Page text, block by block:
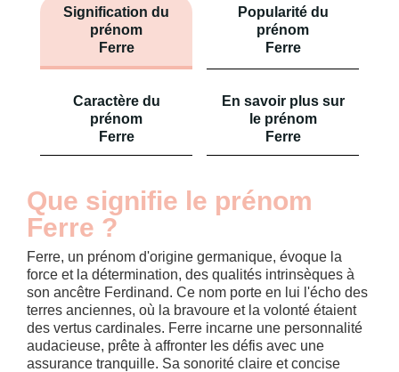
Signification du
prénom
Ferre
Popularité du
prénom
Ferre
Caractère du
prénom
Ferre
En savoir plus sur
le prénom
Ferre
Que signifie le prénom
Ferre ?
Ferre, un prénom d'origine germanique, évoque la
force et la détermination, des qualités intrinsèques à
son ancêtre Ferdinand. Ce nom porte en lui l'écho des
terres anciennes, où la bravoure et la volonté étaient
des vertus cardinales. Ferre incarne une personnalité
audacieuse, prête à affronter les défis avec une
assurance tranquille. Sa sonorité claire et concise